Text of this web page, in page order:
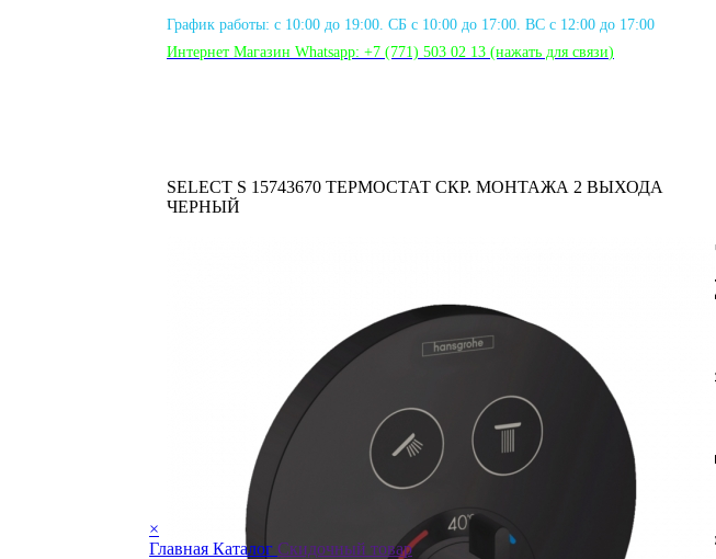
График работы: с 10:00 до 19:00. СБ с 10:00 до 17:00. ВС с 12:00 до 17:00
Интернет Магазин Whatsapp: +7 (771) 503 02 13 (нажать для связи)
×
Главная Каталог Скидочный товар
SELECT S 15743670 ТЕРМОСТАТ СКР. МОНТАЖА 2 ВЫХОДА
ЧЕРНЫЙ
Артикул:
Фирма
Доступное